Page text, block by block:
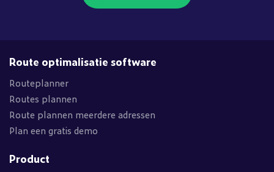
Route optimalisatie software
Routeplanner
Routes plannen
Route plannen meerdere adressen
Plan een gratis demo
Product